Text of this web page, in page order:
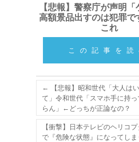
【悲報】警察庁が声明
高額景品出すのは犯罪
これ
この記事を読
←
【悲報】昭和世代「大人は
て」令和世代「スマホ手に持
らん」←どっちが正論なの？
【衝撃】日本テレビのヘリコ
で『危険な状態』になってしま